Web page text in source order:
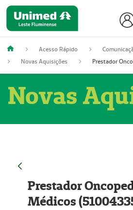
Acesso Rápido
Novas Aquisições
Novas
Prestador
Médicos